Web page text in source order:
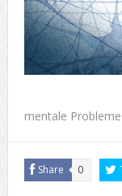
mentale
Share 0